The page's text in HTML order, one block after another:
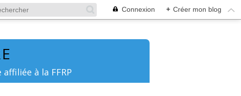
Connexion + Créer mon blog
à la FFRP